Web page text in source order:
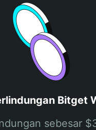
Bitget
sebesar